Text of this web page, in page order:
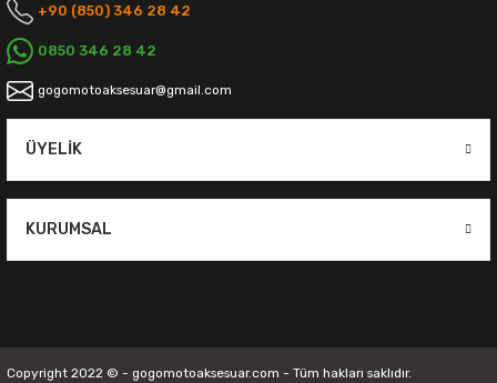
+90 (850) 346 28 42
0850 346 28 42
gogomotoaksesuar@gmail.com
ÜYELIK
KURUMSAL
Copyright 2022 © - gogomotoaksesuar.com - Tüm hakları saklıdır.